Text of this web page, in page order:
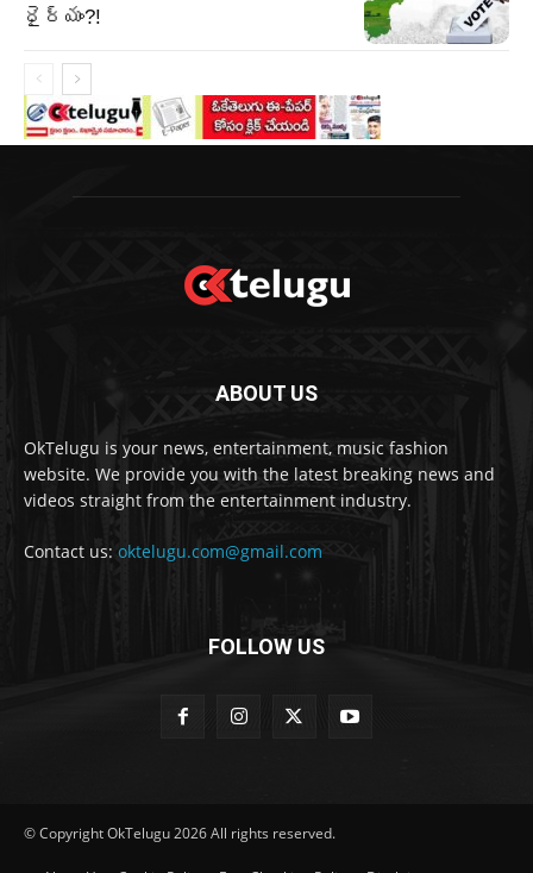
ధైర్యం?!
ABOUT US
OkTelugu is your news, entertainment, music fashion
website. We provide you with the latest breaking news and
videos straight from the entertainment industry.
Contact us: oktelugu.com@gmail.com
FOLLOW US
© Copyright OkTelugu 2026 All rights reserved.